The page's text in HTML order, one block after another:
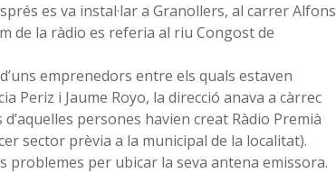
es va instal·lar a Granollers, al carrer Alfons
de la ràdio es referia al riu Congost de
emprenedors entre els quals estaven
Periz i Jaume Royo, la direcció anava a càrrec
persones havien creat Ràdio Premià
sector prèvia a la municipal de la localitat).
problemes per ubicar la seva antena emissora.